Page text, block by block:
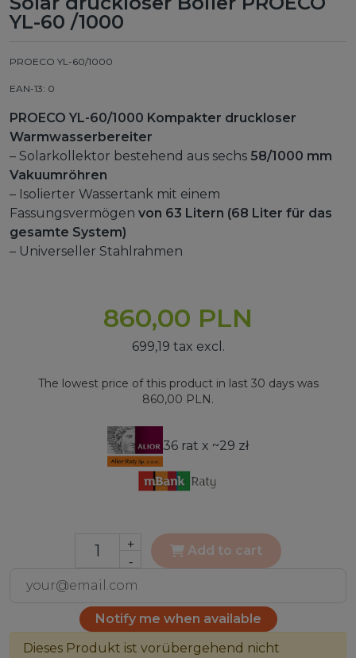
YL-60 /1000
PROECO YL-60/1000
EAN-13: 0
PROECO YL-60/1000 Kompakter druckloser
Warmwasserbereiter
– Solarkollektor bestehend aus sechs 58/1000 mm
Vakuumröhren
– Isolierter Wassertank mit einem
Fassungsvermögen von 63 Litern (68 Liter für das
gesamte System)
– Universeller Stahlrahmen
860,00 PLN
699,19 tax excl.
The lowest price of this product in last 30 days was
860,00 PLN.
36 rat x ~29 zł
+
-
Add to cart
Notify me when available
Dieses Produkt ist vorübergehend nicht